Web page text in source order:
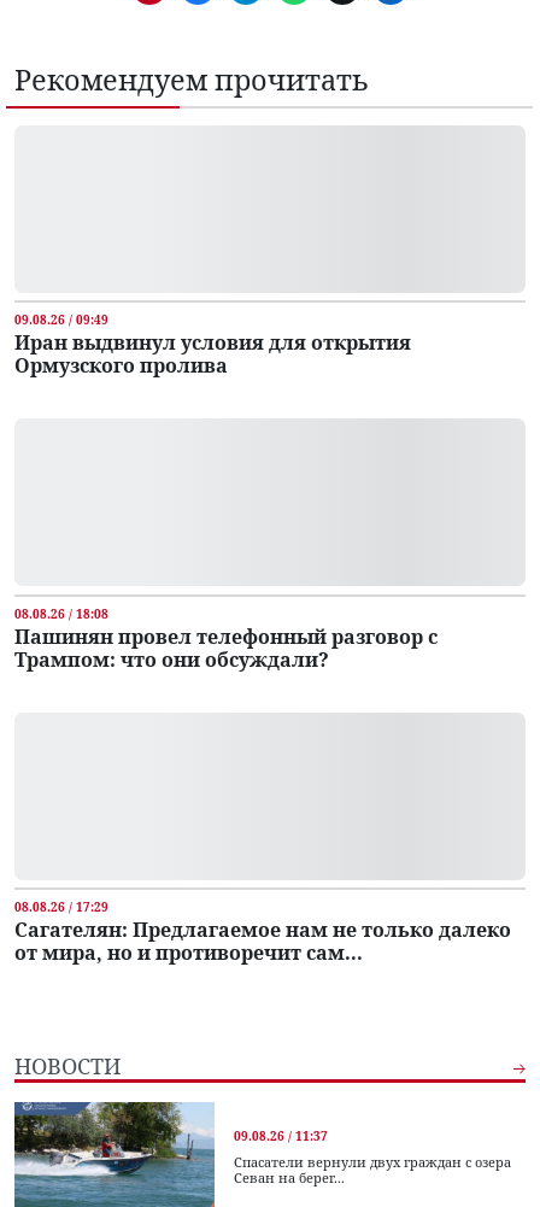
Рекомендуем прочитать
09.08.26 / 09:49
Иран выдвинул условия для открытия
Ормузского пролива
08.08.26 / 18:08
Пашинян провел телефонный разговор с
Трампом: что они обсуждали?
08.08.26 / 17:29
Сагателян: Предлагаемое нам не только далеко
от мира, но и противоречит сам...
НОВОСТИ
09.08.26 / 11:37
Спасатели вернули двух граждан с озера
Севан на берег...